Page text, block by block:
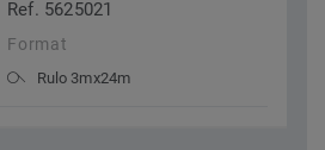
Ref. 5625021
Format
Rulo 3mx24m